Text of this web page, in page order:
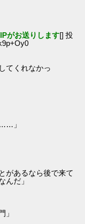
がお送りします[] 投
てくれなかっ
」
があるなら後で来て
んだ」
」